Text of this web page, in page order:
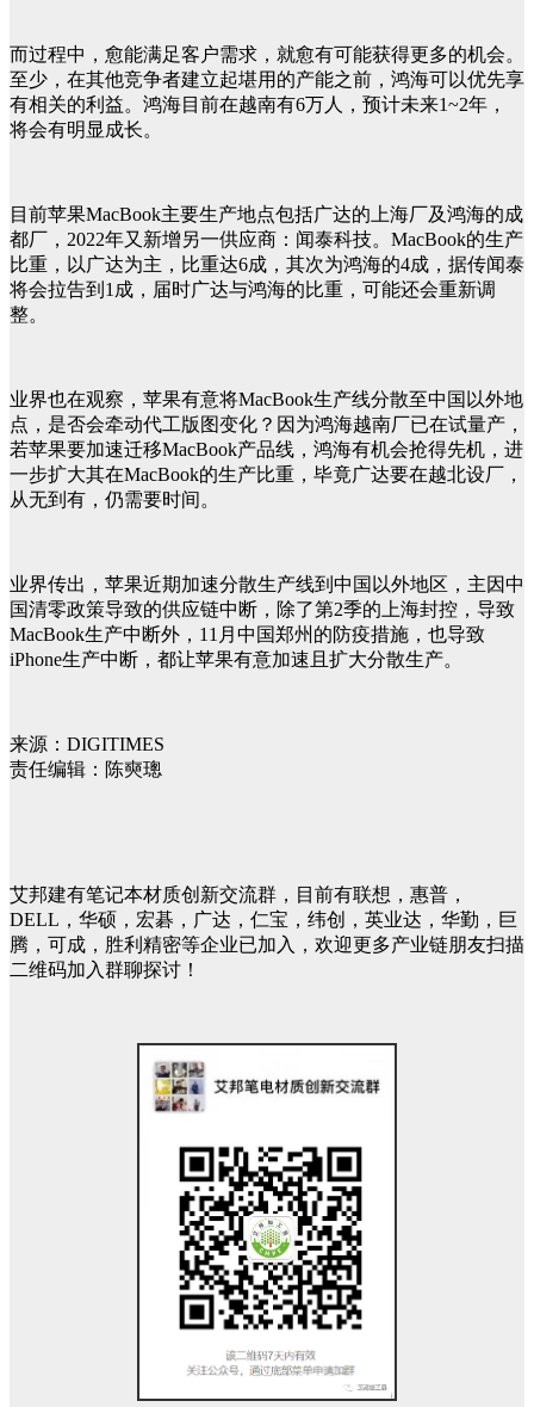
而过程中，愈能满足客户需求，就愈有可能获得更多的机会。
至少，在其他竞争者建立起堪用的产能之前，鸿海可以优先享
有相关的利益。鸿海目前在越南有6万人，预计未来1~2年，
将会有明显成长。
目前苹果MacBook主要生产地点包括广达的上海厂及鸿海的成
都厂，2022年又新增另一供应商：闻泰科技。MacBook的生产
比重，以广达为主，比重达6成，其次为鸿海的4成，据传闻泰
将会拉告到1成，届时广达与鸿海的比重，可能还会重新调
整。
业界也在观察，苹果有意将MacBook生产线分散至中国以外地
点，是否会牵动代工版图变化？因为鸿海越南厂已在试量产，
若苹果要加速迁移MacBook产品线，鸿海有机会抢得先机，进
一步扩大其在MacBook的生产比重，毕竟广达要在越北设厂，
从无到有，仍需要时间。
业界传出，苹果近期加速分散生产线到中国以外地区，主因中
国清零政策导致的供应链中断，除了第2季的上海封控，导致
MacBook生产中断外，11月中国郑州的防疫措施，也导致
iPhone生产中断，都让苹果有意加速且扩大分散生产。
来源：DIGITIMES
责任编辑：陈奭璁
艾邦建有笔记本材质创新交流群，目前有联想，惠普，
DELL，华硕，宏碁，广达，仁宝，纬创，英业达，华勤，巨
腾，可成，胜利精密等企业已加入，欢迎更多产业链朋友扫描
二维码加入群聊探讨！